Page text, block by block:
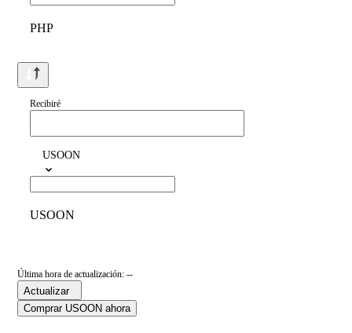
PHP
Recibiré
USOON
USOON
Última hora de actualización: --
Actualizar
Comprar USOON ahora